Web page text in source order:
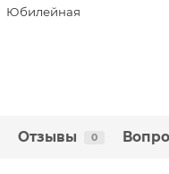
Юбилейная
Отзывы 0